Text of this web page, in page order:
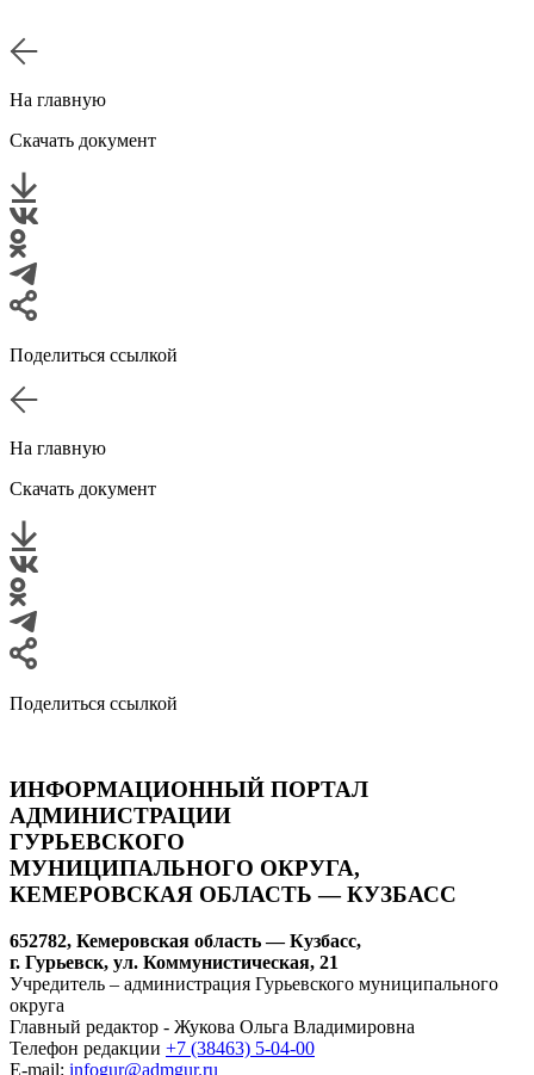
На главную
Скачать документ
Поделиться ссылкой
На главную
Скачать документ
Поделиться ссылкой
ИНФОРМАЦИОННЫЙ ПОРТАЛ
АДМИНИСТРАЦИИ
ГУРЬЕВСКОГО
МУНИЦИПАЛЬНОГО ОКРУГА,
КЕМЕРОВСКАЯ ОБЛАСТЬ — КУЗБАСС
652782, Кемеровская область — Кузбасс,
г. Гурьевск, ул. Коммунистическая, 21
Учредитель – администрация Гурьевского муниципального
округа
Главный редактор - Жукова Ольга Владимировна
Телефон редакции +7 (38463) 5-04-00
E-mail: infogur@admgur.ru